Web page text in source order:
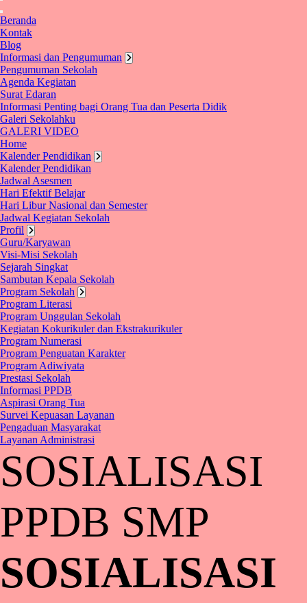
Beranda
Kontak
Blog
Informasi dan Pengumuman
Pengumuman Sekolah
Agenda Kegiatan
Surat Edaran
Informasi Penting bagi Orang Tua dan Peserta Didik
Galeri Sekolahku
GALERI VIDEO
Home
Kalender Pendidikan
Kalender Pendidikan
Jadwal Asesmen
Hari Efektif Belajar
Hari Libur Nasional dan Semester
Jadwal Kegiatan Sekolah
Profil
Guru/Karyawan
Visi-Misi Sekolah
Sejarah Singkat
Sambutan Kepala Sekolah
Program Sekolah
Program Literasi
Program Unggulan Sekolah
Kegiatan Kokurikuler dan Ekstrakurikuler
Program Numerasi
Program Penguatan Karakter
Program Adiwiyata
Prestasi Sekolah
Informasi PPDB
Aspirasi Orang Tua
Survei Kepuasan Layanan
Pengaduan Masyarakat
Layanan Administrasi
SOSIALISASI
PPDB SMP
SOSIALISASI